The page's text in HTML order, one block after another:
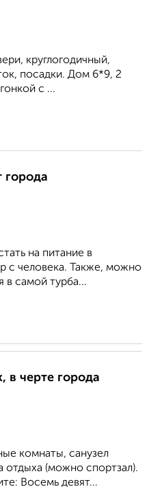
круглогодичный,
посадки. Дом 6*9, 2
с ...
города
на питание в
с человека. Также, можно
в самой турба...
в черте города
комнаты, санузел
(можно спортзал).
Восемь девят...